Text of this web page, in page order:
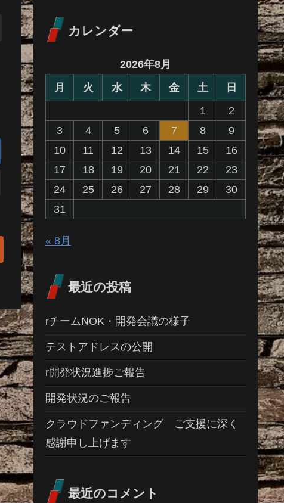
カレンダー
2026年8月
月
火 水 木 金 土
日
1
2
3
4 5 6 7 8
9
10
11 12 13 14 15
16
17
18 19 20 21 22
23
24
25 26 27 28 29
30
31
« 8月
最近の投稿
rチームNOK・開発会議の様子
テストアドレスの公開
r開発状況進捗ご報告
開発状況のご報告
クラウドファンディング ご支援に深く
感謝申し上げます
最近のコメント